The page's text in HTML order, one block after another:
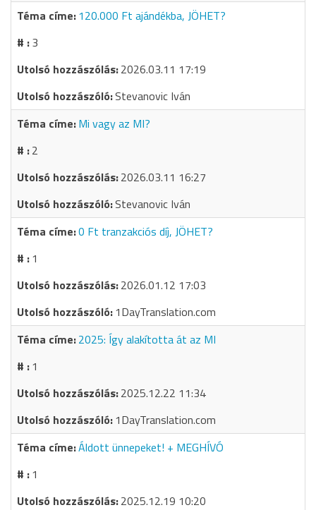
120.000 Ft ajándékba, JÖHET?
3
2026.03.11 17:19
Stevanovic Iván
Mi vagy az MI?
2
2026.03.11 16:27
Stevanovic Iván
0 Ft tranzakciós díj, JÖHET?
1
2026.01.12 17:03
1DayTranslation.com
2025: Így alakította át az MI
1
2025.12.22 11:34
1DayTranslation.com
Áldott ünnepeket! + MEGHÍVÓ
1
2025.12.19 10:20